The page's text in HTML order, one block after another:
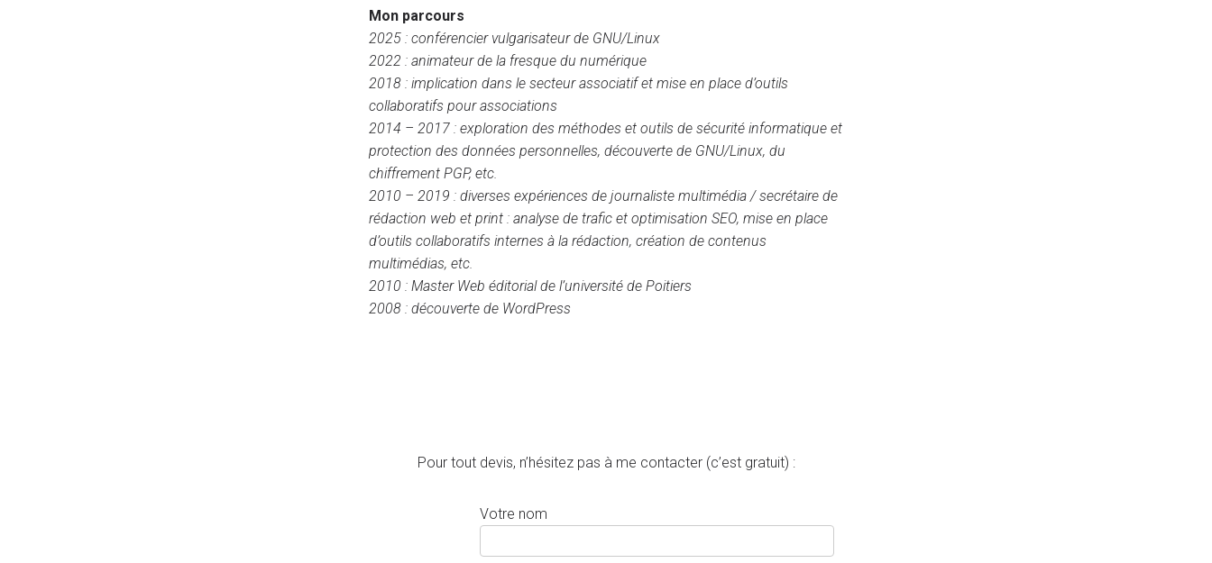
Mon parcours
2025 : conférencier vulgarisateur de GNU/Linux
2022 : animateur de la fresque du numérique
2018 : implication dans le secteur associatif et mise en place d’outils
collaboratifs pour associations
2014 – 2017 : exploration des méthodes et outils de sécurité informatique et
protection des données personnelles, découverte de GNU/Linux, du
chiffrement PGP, etc.
2010 – 2019 : diverses expériences de journaliste multimédia / secrétaire de
rédaction web et print : analyse de trafic et optimisation SEO, mise en place
d’outils collaboratifs internes à la rédaction, création de contenus
multimédias, etc.
2010 : Master Web éditorial de l’université de Poitiers
2008 : découverte de WordPress
Pour tout devis, n’hésitez pas à me contacter (c’est gratuit) :
Votre nom